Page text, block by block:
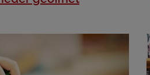
von OpenWeatherAPI gesetzt werden